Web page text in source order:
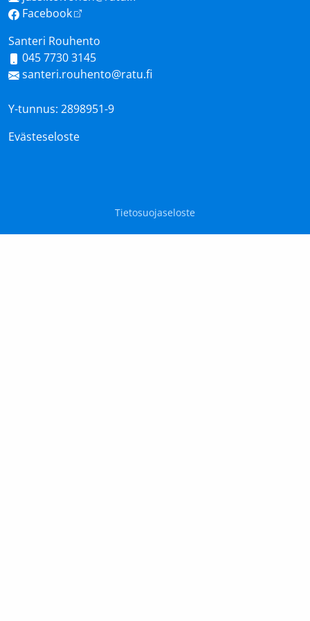
Facebook
Santeri Rouhento
045 7730 3145
santeri.rouhento@ratu.fi
Y-tunnus: 2898951-9
Evästeseloste
Tietosuojaseloste